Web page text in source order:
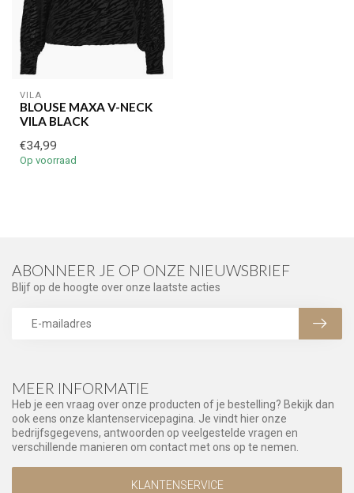
VILA
BLOUSE MAXA V-NECK
VILA BLACK
€34,99
Op voorraad
MEER INFORMATIE
Heb je een vraag over onze producten of je bestelling? Bekijk dan
ook eens onze klantenservicepagina. Je vindt hier onze
bedrijfsgegevens, antwoorden op veelgestelde vragen en
verschillende manieren om contact met ons op te nemen.
KLANTENSERVICE
ABONNEER JE OP ONZE NIEUWSBRIEF
Blijf op de hoogte over onze laatste acties